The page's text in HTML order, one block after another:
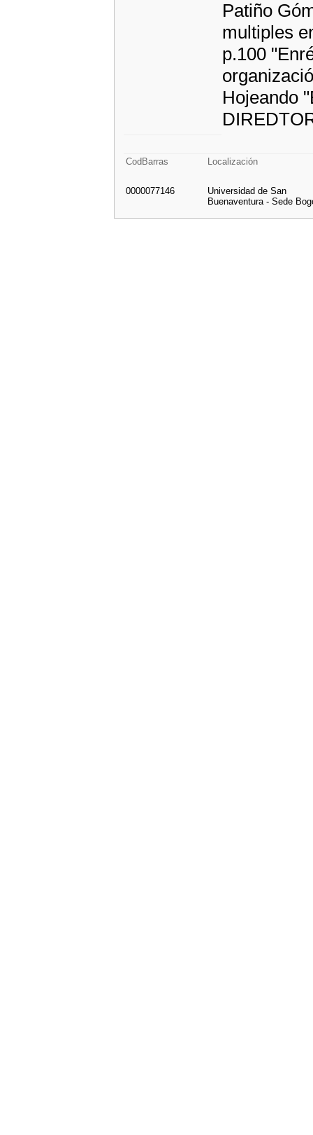
Patiño
multiples
p.100
Hojeando
CodBarras Localización
0000077146
Universidad de San
Buenaventura - Sede